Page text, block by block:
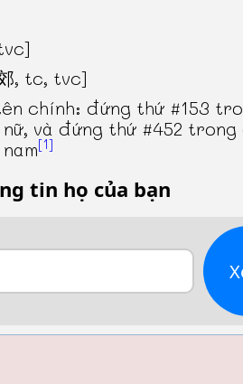
, tc, tvc]
chính: đứng thứ #153
và đứng thứ #452 trong
[1]
tin họ của bạn